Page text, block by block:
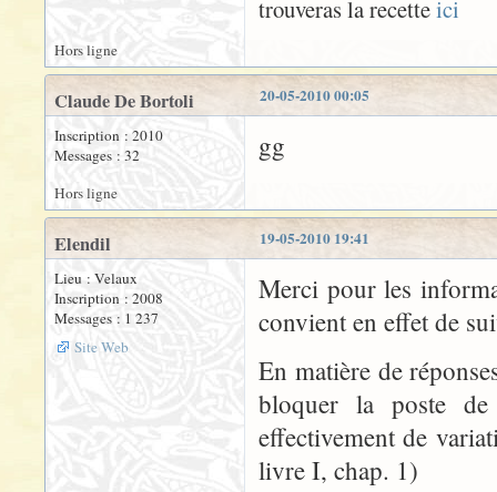
trouveras la recetteici
Hors ligne
20-05-2010 00:05
Claude De Bortoli
Inscription : 2010
Messages : 32
gg
Hors ligne
19-05-2010 19:41
Elendil
Lieu : Velaux
Inscription : 2008
Messages : 1 237
Site Web
Merci pour les
convient en effet de
En matière de
bloquer la poste
effectivement de
livre I, chap. 1)